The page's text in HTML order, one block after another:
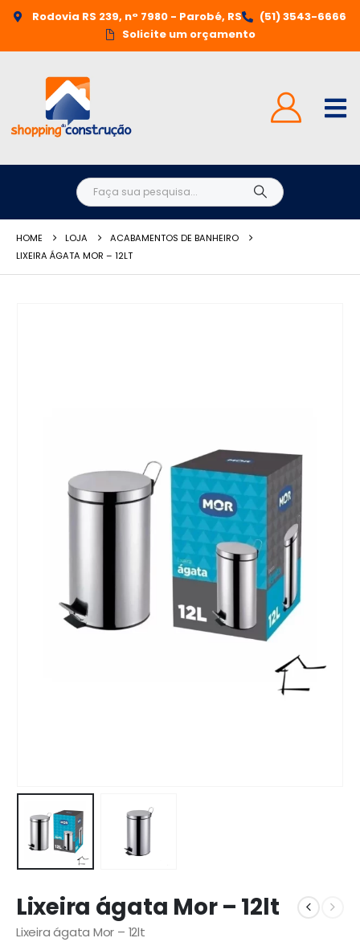
Rodovia RS 239, n° 7980 - Parobé, RS
(51) 3543-6666
Solicite um orçamento
HOME LOJA
ACABAMENTOS DE BANHEIRO
LIXEIRA ÁGATA MOR – 12LT
Lixeira ágata Mor – 12lt
Lixeira ágata Mor – 12lt